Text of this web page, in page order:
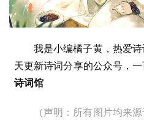
我是小编橘子黄，热爱
天更新诗词分享的公众号，
诗词馆
（声明：所有图片均来